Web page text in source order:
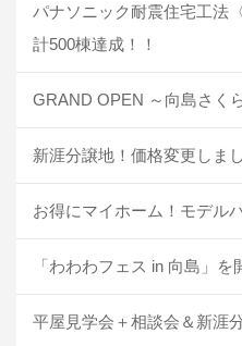
パナソニック耐震住宅工法
計500棟達成！！
GRAND OPEN ～向島さく
新涯分譲地！価格変更しまし
お得にマイホーム！モデル
「わわわフェス in 向島」を
平屋見学会＋相談会＆新涯